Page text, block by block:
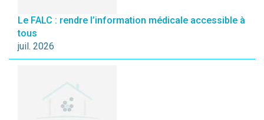
Le FALC : rendre l’information médicale accessible à
tous
juil. 2026